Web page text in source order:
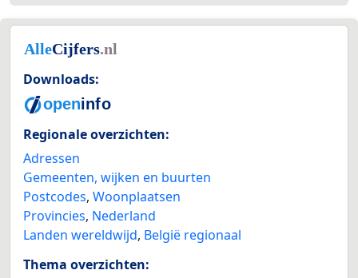
Downloads:
Regionale overzichten:
Adressen
Gemeenten, wijken en buurten
Postcodes, Woonplaatsen
Provincies, Nederland
Landen wereldwijd, België regionaal
Thema overzichten: